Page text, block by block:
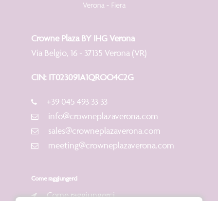
Crowne Plaza BY IHG Verona
Via Belgio, 16 - 37135 Verona (VR)
CIN: IT023091A1QROO4C2G
+39 045 493 33 33
info@crowneplazaverona.com
sales@crowneplazaverona.com
meeting@crowneplazaverona.com
Come raggiungerci
Come raggiungerci